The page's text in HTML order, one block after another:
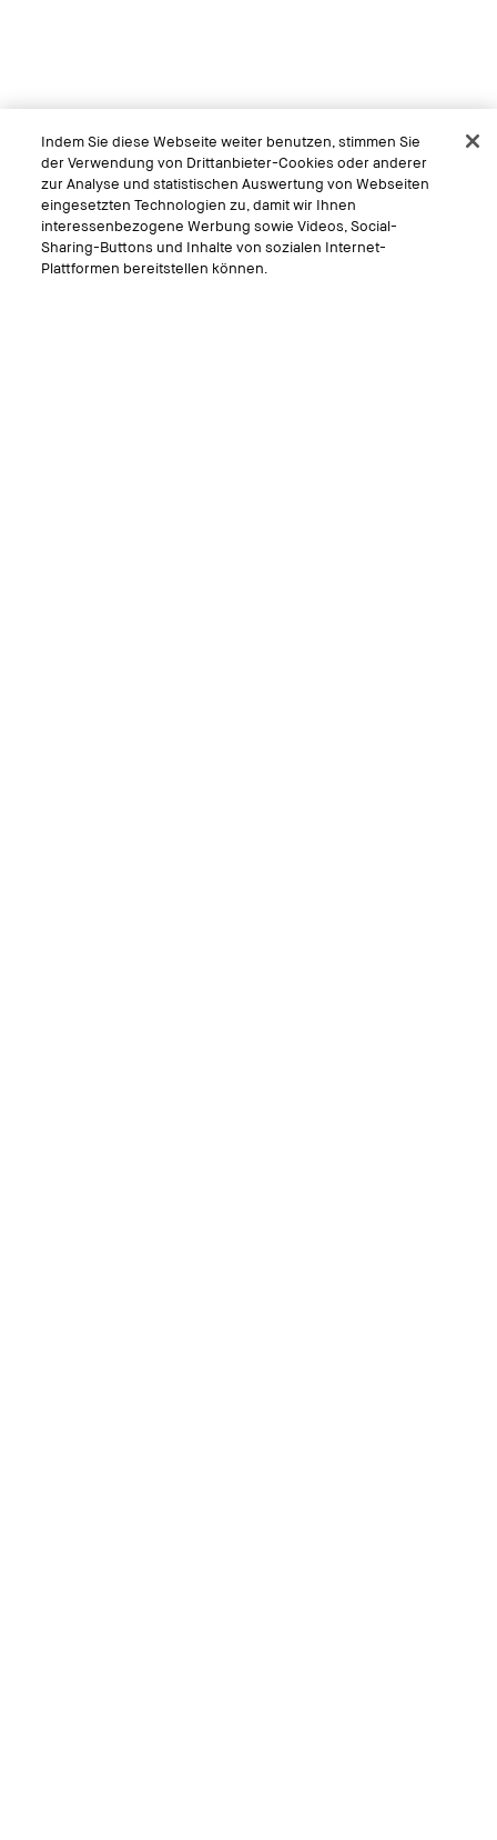
Indem Sie diese Webseite weiter benutzen, stimmen Sie
der Verwendung von Drittanbieter-Cookies oder anderer
zur Analyse und statistischen Auswertung von Webseiten
eingesetzten Technologien zu, damit wir Ihnen
interessenbezogene Werbung sowie Videos, Social-
Sharing-Buttons und Inhalte von sozialen Internet-
Plattformen bereitstellen können.